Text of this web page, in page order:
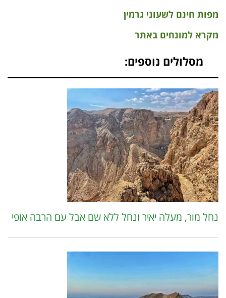
מפות חינם לשעוני גרמין
מקרא למונחים באתר
מסלולים נוספים:
נחל מור, מעלה יאיר ונחל ללא שם אבל עם הרבה אופי